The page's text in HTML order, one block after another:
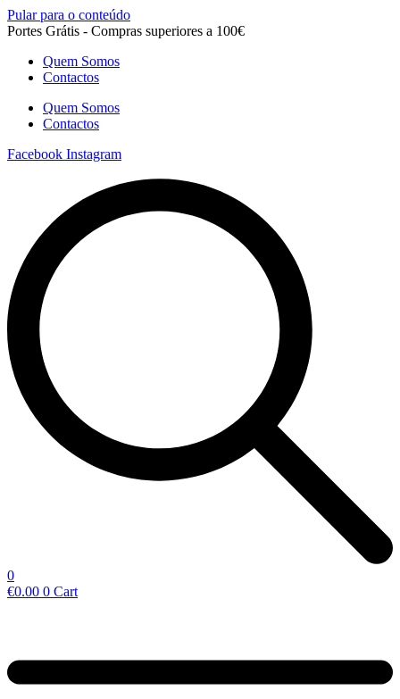
Pular para o conteúdo
Portes Grátis - Compras superiores a 100€
Quem Somos
Contactos
Quem Somos
Contactos
Facebook Instagram
0
€0.00 0 Cart